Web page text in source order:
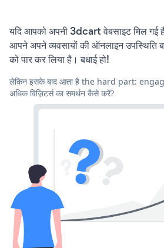
यदि आपको अपनी 3dcart वेबसाइट मिल
आपने अपने व्यवसायों की ऑनलाइन उपस्थिति
को पार कर लिया है। बधाई हो!
लेकिन इसके बाद आता है the hard part:
अधिक विज़िटर्स का समर्थन कैसे करें?